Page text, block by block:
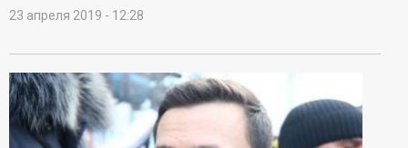
23 апреля 2019 - 12:28